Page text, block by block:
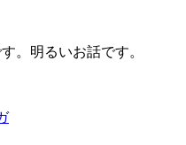
。明るいお話です。